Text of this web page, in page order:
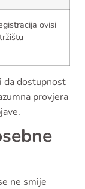
ovisi
da dostupnost
provjera
ne smije